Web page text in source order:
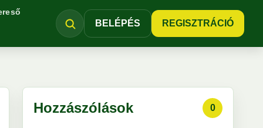
BELÉPÉS REGISZTRÁCIÓ
Hozzászólások 0